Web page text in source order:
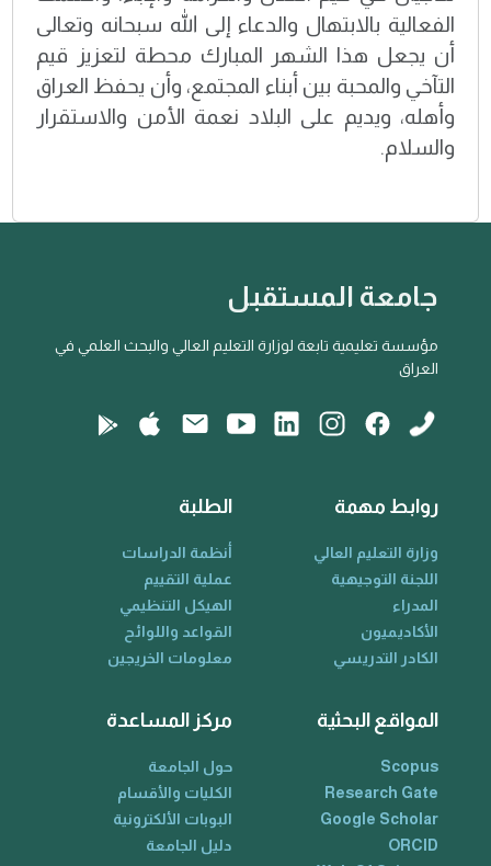
الفعالية بالابتهال والدعاء إلى الله سبحانه وتعالى
أن يجعل هذا الشهر المبارك محطة لتعزيز قيم
التآخي والمحبة بين أبناء المجتمع، وأن يحفظ العراق
وأهله، ويديم على البلاد نعمة الأمن والاستقرار
والسلام.
جامعة المستقبل
مؤسسة تعليمية تابعة لوزارة التعليم العالي والبحث العلمي في
العراق
روابط مهمة
وزارة التعليم العالي
اللجنة التوجيهية
المدراء
الأكاديميون
الكادر التدريسي
الطلبة
أنظمة الدراسات
عملية التقييم
الهيكل التنظيمي
القواعد واللوائح
معلومات الخريجين
المواقع البحثية
Scopus
Research Gate
Google Scholar
ORCID
مركز المساعدة
حول الجامعة
الكليات والأقسام
البوبات الألكترونية
دليل الجامعة